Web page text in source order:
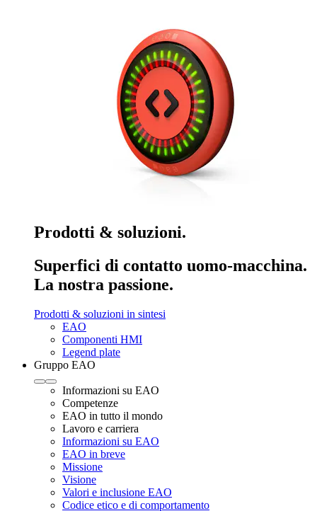
Prodotti & soluzioni.
Superfici di contatto uomo-macchina.
La nostra passione.
Prodotti & soluzioni in sintesi
EAO
Componenti HMI
Legend plate
Gruppo EAO
Informazioni su EAO
Competenze
EAO in tutto il mondo
Lavoro e carriera
Informazioni su EAO
EAO in breve
Missione
Visione
Valori e inclusione EAO
Codice etico e di comportamento